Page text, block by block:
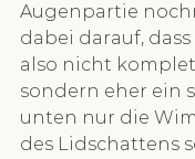
Augenpartie
dabei darauf,
also nicht
sondern eher ein
unten nur die
des Lidschattens